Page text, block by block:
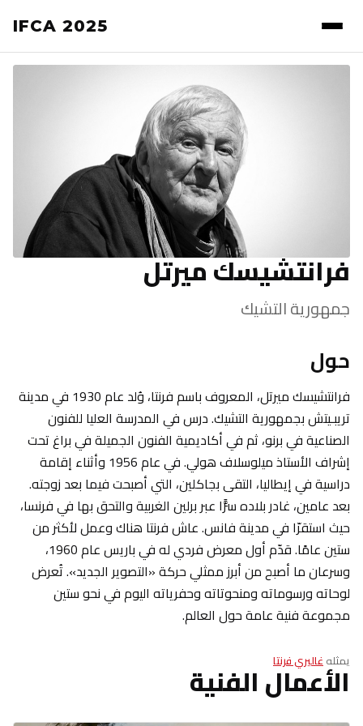
IFCA 2025
فرانتشيسك ميرتل
جمهورية التشيك
حول
فرانتشيسك ميرتل، المعروف باسم فرنتا، وُلد عام 1930 في مدينة
تريبـيتش بجمهورية التشيك. درس في المدرسة العليا للفنون
الصناعية في برنو، ثم في أكاديمية الفنون الجميلة في براغ تحت
إشراف الأستاذ ميلوسلاف هولي. في عام 1956 وأثناء إقامة
دراسية في إيطاليا، التقى بجاكلين، التي أصبحت فيما بعد زوجته.
بعد عامين، غادر بلاده سرًّا عبر برلين الغربية والتحق بها في فرنسا،
حيث استقرّا في مدينة فانس. عاش فرنتا هناك وعمل لأكثر من
ستين عامًا. قدّم أول معرض فردي له في باريس عام 1960،
وسرعان ما أصبح من أبرز ممثلي حركة «التصوير الجديد». تُعرض
لوحاته ورسوماته ومنحوتاته وحفرياته اليوم في نحو ستين
مجموعة فنية عامة حول العالم.
يمثله غاليري فرنتا
الأعمال الفنية